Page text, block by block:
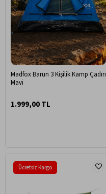
Madfox Barun 3 Kişilik Kamp Çadırı
Mavi
1.999,00 TL
Ücretsiz Kargo